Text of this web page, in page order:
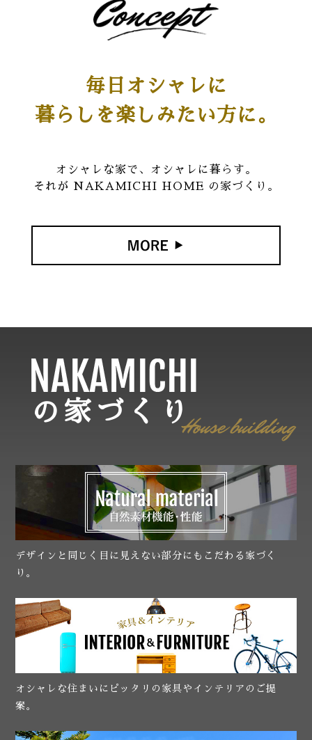
毎日オシャレに
暮らしを楽しみたい方に。
オシャレな家で、オシャレに暮らす。
それが NAKAMICHI HOME の家づくり。
の家づくり
デザインと同じく目に見えない部分にもこだわる家づく
り。
オシャレな住まいにピッタリの家具やインテリアのご提
案。